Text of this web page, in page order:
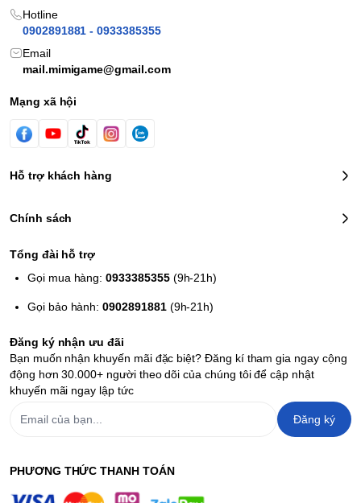
Hotline
0902891881 - 0933385355
Email
mail.mimigame@gmail.com
Mạng xã hội
Hỗ trợ khách hàng
Chính sách
Tổng đài hỗ trợ
Gọi mua hàng:0933385355(9h-21h)
Gọi bảo hành:0902891881(9h-21h)
Đăng ký nhận ưu đãi
Bạn muốn nhận khuyến mãi đặc biệt? Đăng kí tham gia ngay cộng
động hơn 30.000+ người theo dõi của chúng tôi để cập nhật
khuyến mãi ngay lập tức
Đăng ký
PHƯƠNG THỨC THANH TOÁN